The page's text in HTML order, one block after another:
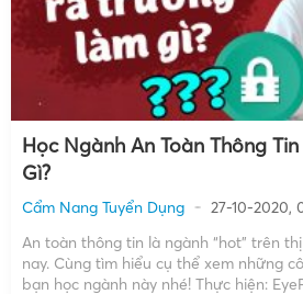
Học Ngành An Toàn Thông
Gì?
Cẩm Nang Tuyển Dụng
27-10-2020,
An toàn thông tin là ngành “hot” trên
nay. Cùng tìm hiểu cụ thể xem những
bạn học ngành này nhé! Thực hiện: